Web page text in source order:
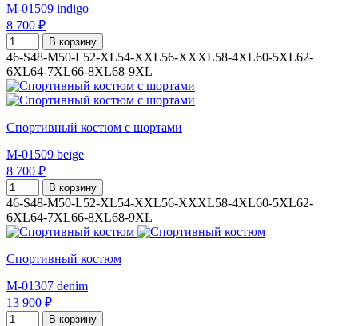
M-01509 indigo
8 700 ₽
В корзину
46-S48-M50-L52-XL54-XXL56-XXXL58-4XL60-5XL62-
6XL64-7XL66-8XL68-9XL
Спортивный костюм с шортами
M-01509 beige
8 700 ₽
В корзину
46-S48-M50-L52-XL54-XXL56-XXXL58-4XL60-5XL62-
6XL64-7XL66-8XL68-9XL
Спортивный костюм
M-01307 denim
13 900 ₽
В корзину